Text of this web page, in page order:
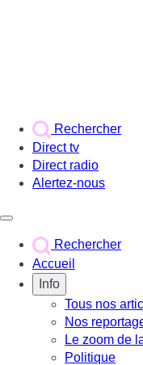
Rechercher
Direct tv
Direct radio
Alertez-nous
Rechercher
Accueil
Info
Tous nos
Nos
Le zoom de
Politique